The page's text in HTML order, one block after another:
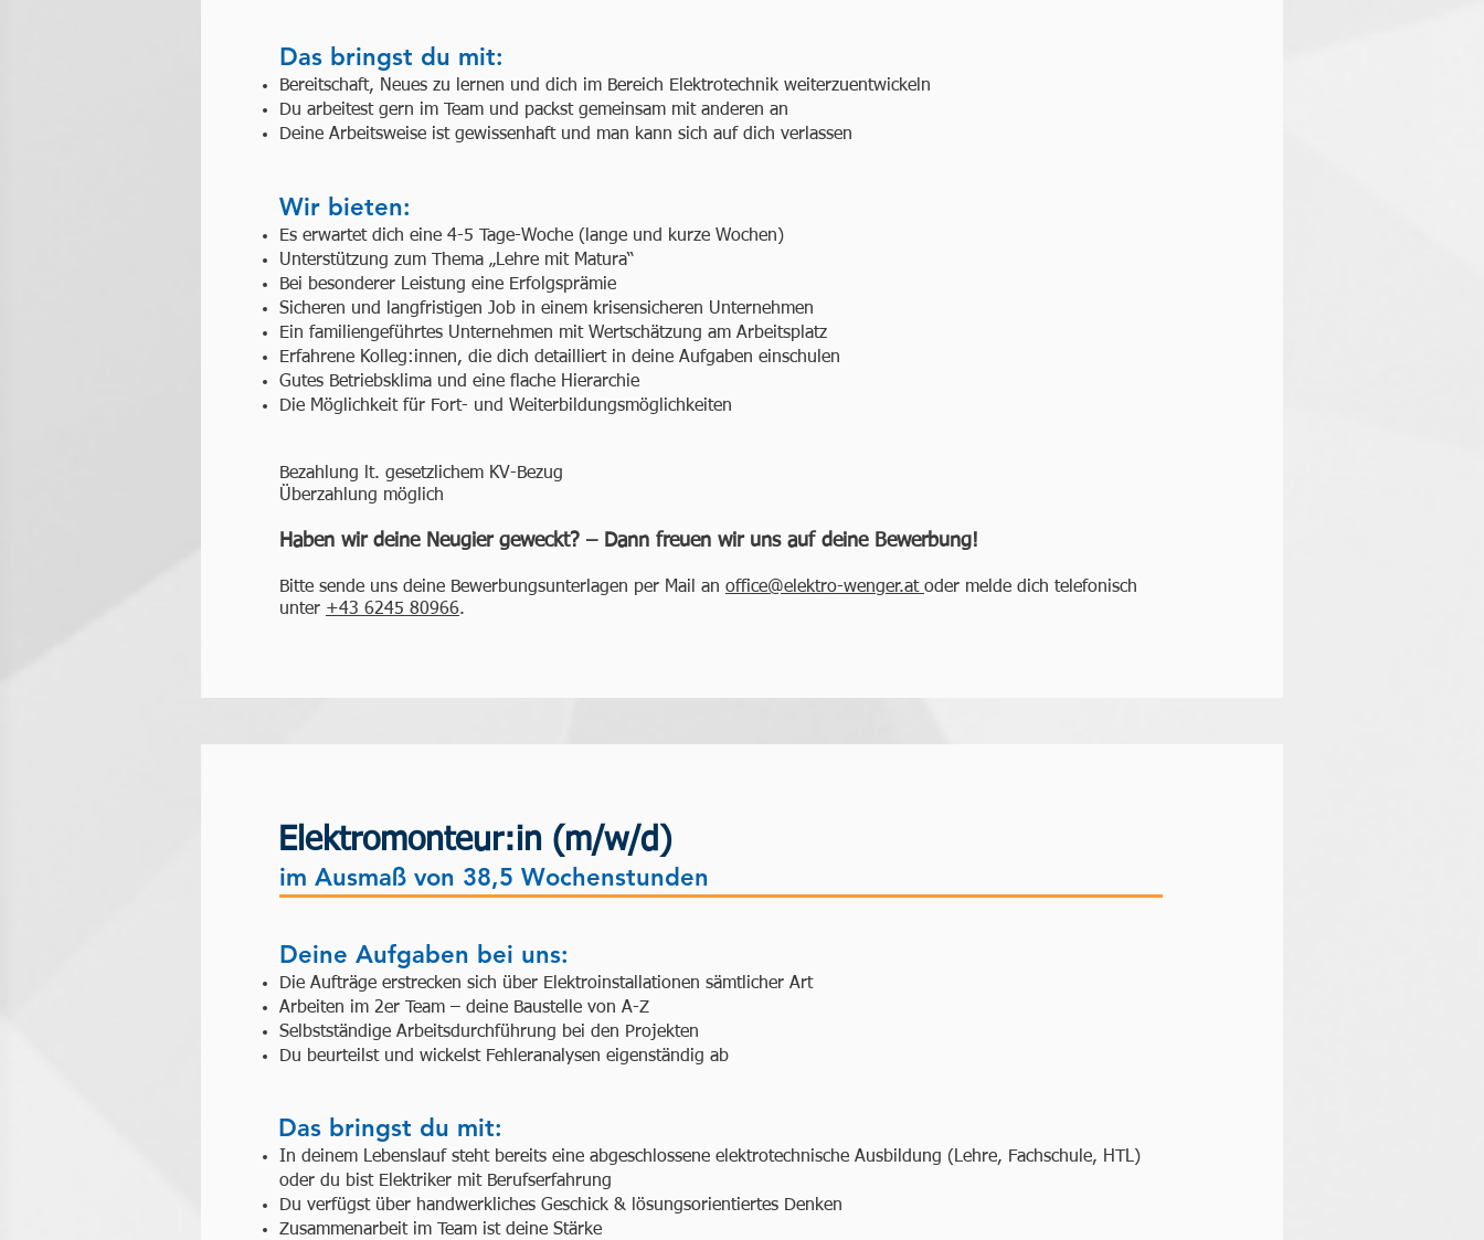
Das bringst du mit:
Bereitschaft, Neues zu lernen und dich im Bereich Elektrotechnik weiterzuentwickeln
Du arbeitest gern im Team und packst gemeinsam mit anderen an
Deine Arbeitsweise ist gewissenhaft und man kann sich auf dich verlassen
Wir bieten:
Es erwartet dich eine 4-5 Tage-Woche (lange und kurze Wochen)
Unterstützung zum Thema „Lehre mit Matura“
Bei besonderer Leistung eine Erfolgsprämie
Sicheren und langfristigen Job in einem krisensicheren Unternehmen
Ein familiengeführtes Unternehmen mit Wertschätzung am Arbeitsplatz
Erfahrene Kolleg:innen, die dich detailliert in deine Aufgaben einschulen
Gutes Betriebsklima und eine flache Hierarchie
Die Möglichkeit für Fort- und Weiterbildungsmöglichkeiten
Bezahlung lt. gesetzlichem KV-Bezug
Überzahlung möglich
Haben wir deine Neugier geweckt? – Dann freuen wir uns auf deine Bewerbung!
Bitte sende uns deine Bewerbungsunterlagen per Mail an office@elektro-wenger.at oder melde dich telefonisch
unter +43 6245 80966.
Elektromonteur:in (m/w/d)
im Ausmaß von 38,5 Wochenstunden
Deine Aufgaben bei uns:
Die Aufträge erstrecken sich über Elektroinstallationen sämtlicher Art
Arbeiten im 2er Team – deine Baustelle von A-Z
Selbstständige Arbeitsdurchführung bei den Projekten
Du beurteilst und wickelst Fehleranalysen eigenständig ab
Das bringst du mit:
In deinem Lebenslauf steht bereits eine abgeschlossene elektrotechnische Ausbildung (Lehre, Fachschule, HTL)
oder du bist Elektriker mit Berufserfahrung
Du verfügst über handwerkliches Geschick & lösungsorientiertes Denken
Zusammenarbeit im Team ist deine Stärke